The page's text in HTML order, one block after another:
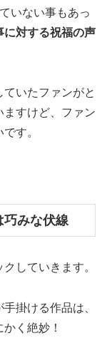
いない事もあっ
に対する祝福の声
いたファンがと
ますけど、ファン
す。
巧みな伏線
していきます。
掛ける作品は、
く絶妙！